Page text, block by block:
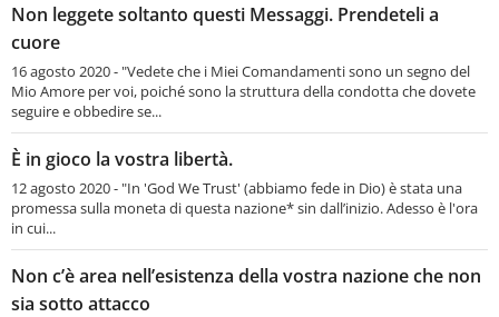
Non leggete soltanto questi Messaggi. Prendeteli a
cuore
16 agosto 2020 - "Vedete che i Miei Comandamenti sono un segno del
Mio Amore per voi, poiché sono la struttura della condotta che dovete
seguire e obbedire se...
È in gioco la vostra libertà.
12 agosto 2020 - "In 'God We Trust' (abbiamo fede in Dio) è stata una
promessa sulla moneta di questa nazione* sin dall’inizio. Adesso è l'ora
in cui...
Non c’è area nell’esistenza della vostra nazione che non
sia sotto attacco